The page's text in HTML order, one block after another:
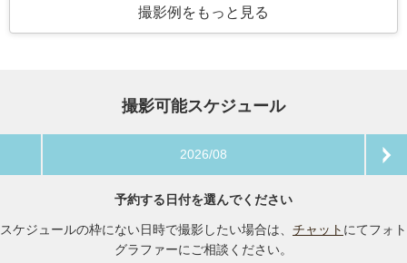
撮影例をもっと見る
撮影可能スケジュール
2026/08
予約する日付を選んでください
スケジュールの枠にない日時で撮影したい場合は、 チャット にてフォト
グラファーにご相談ください。